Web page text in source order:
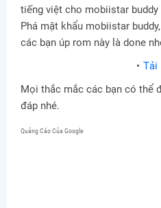
tiếng việt cho mobiistar
Phá mật khẩu mobiistar
các bạn úp rom này là done
Tải
Mọi thắc mắc các bạn có thể
đáp nhé.
Quảng Cáo Của Google